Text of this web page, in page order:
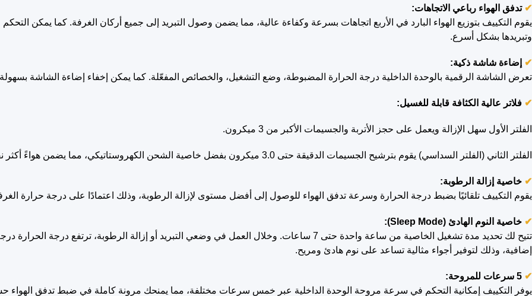
✔تدفق الهواء رباعي الاتجاهات:
يقوم التكييف بتوزيع الهواء البارد في الأربع اتجاهات بسرعة وكفاءة عالية، مما يضمن وصول التبريد إلى جميع أركان الغرفة. كما يمكن
وتبريدها بشكل أسرع.
✔
إضاءة شاشة ذكية:
تعرض الشاشة الرقمية بالوحدة الداخلية درجة الحرارة المضبوطة، وضع التشغيل، والخصائص المفعّلة. كما يمكن إخفاء إضاءة الشاشة بسهولة
✔ فلاتر عالية الكثافة قابلة للغسيل:
الفلتر الأول سهل الإزالة ويعمل على حجز الأتربة والجسيمات الأكبر من 3 ميكرون.
الفلتر الثاني (الفلتر السداسي) يقوم بترشيح الجسيمات الدقيقة حتى 3.0 ميكرون بفضل خاصية الشحن الكهروستاتيكي، مما يضمن هواءً أكثر نقاءً.
✔ خاصية إزالة الرطوبة:
يقوم التكييف تلقائيًا بضبط درجة الحرارة وسرعة تدفق الهواء للوصول إلى أفضل مستوى لإزالة الرطوبة، وذلك اعتمادًا على درجة حرارة
✔ خاصية النوم الهادئ (Sleep Mode):
إضافية، وذلك لتوفير أجواء مثالية تساعد على نوم هادئ ومريح.
✔ 5 سرعات للمروحة:
يوفر التكييف إمكانية التحكم في سرعة مروحة الوحدة الداخلية عبر خمس سرعات مختلفة، مما يمنحك مرونة كاملة في ضبط تدفق الهواء